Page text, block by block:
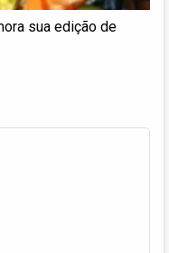
sua edição de